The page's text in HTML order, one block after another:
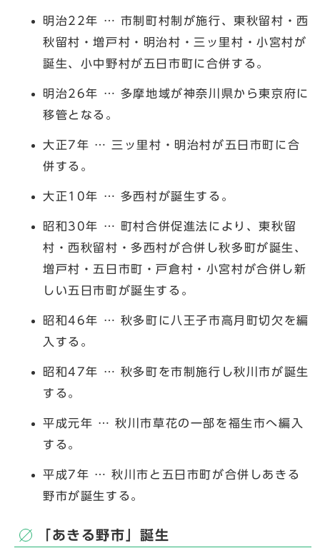
明治22年 … 市制町村制が施行、東秋留村・西
秋留村・増戸村・明治村・三ッ里村・小宮村が
誕生、小中野村が五日市町に合併する。
明治26年 … 多摩地域が神奈川県から東京府に
移管となる。
大正7年 … 三ッ里村・明治村が五日市町に合
併する。
大正10年 … 多西村が誕生する。
昭和30年 … 町村合併促進法により、東秋留
村・西秋留村・多西村が合併し秋多町が誕生、
増戸村・五日市町・戸倉村・小宮村が合併し新
しい五日市町が誕生する。
昭和46年 … 秋多町に八王子市高月町切欠を編
入する。
昭和47年 … 秋多町を市制施行し秋川市が誕生
する。
平成元年 … 秋川市草花の一部を福生市へ編入
する。
平成7年 … 秋川市と五日市町が合併しあきる
野市が誕生する。
「あきる野市」誕生